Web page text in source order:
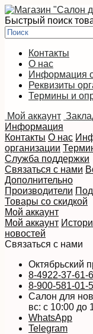
Быстрый поиск
Контакты
О нас
Информация
Реквизиты
Термины и
Мой аккаунт
Информация
Контакты О нас
организации
Служба поддержки
Связаться с нами
Дополнительно
Производители
Товары со скидкой
Мой аккаунт
Мой аккаунт
новостей
Связаться с нами
Октябрьский
8-4922-37-61-
8-900-581-01-
Салон для
вс: с 10:00 до
WhatsApp
Telegram